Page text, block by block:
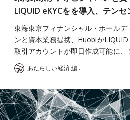
LIQUID eKYCをを導入、テン
東海東京フィナンシャル・ホール
ンと資本業務提携、Huobiが
取引アカウントが即日作成可能に
あたらしい経済 編集部